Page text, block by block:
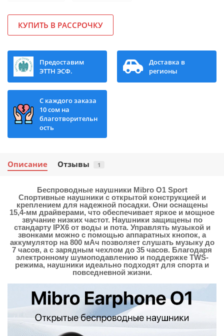
КУПИТЬ В РАССРОЧКУ
Предоставим
ЭТТН ЭСФ.
Доставка в
регионы
С каждого заказа
10 сом на
благотворительн
ость
Описание Отзывы 1
Беспроводные наушники Mibro O1 Sport
Спортивные наушники с открытой конструкцией и
креплением для надежной посадки. Они оснащены
15,4-мм драйверами, что обеспечивает яркое и мощное
звучание низких частот. Наушники защищены по
стандарту IPX6 от воды и пота. Управлять музыкой и
звонками можно с помощью аппаратных кнопок, а
аккумулятор на 800 мАч позволяет слушать музыку до
7 часов, а с зарядным чехлом до 35 часов. Благодаря
электронному шумоподавлению и поддержке TWS-
режима, наушники идеально подходят для спорта и
повседневной жизни.